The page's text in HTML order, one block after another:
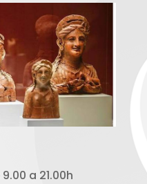
a 21.00h